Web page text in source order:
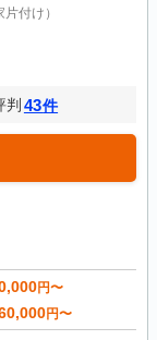
付け）
判 43件
円〜
円〜